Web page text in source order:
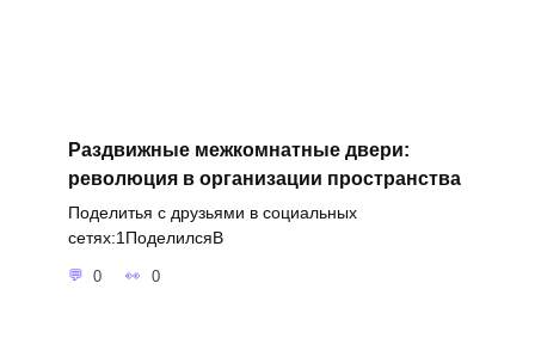
Раздвижные межкомнатные двери:
революция в организации пространства
Поделитья с друзьями в социальных
сетях:1ПоделилсяВ
0 0